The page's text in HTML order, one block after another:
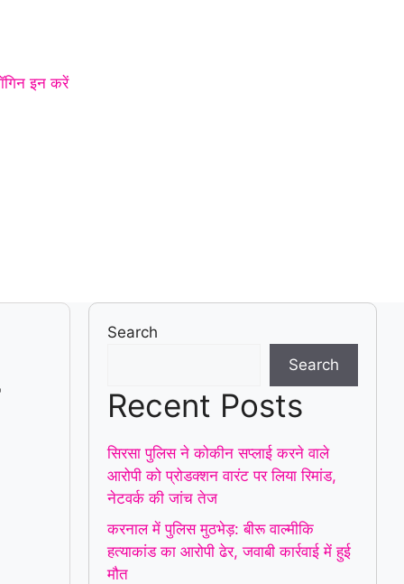
इन करें
Search
Search
Recent Posts
सिरसा पुलिस ने कोकीन सप्लाई करने वाले
आरोपी को प्रोडक्शन वारंट पर लिया रिमांड,
नेटवर्क की जांच तेज
करनाल में पुलिस मुठभेड़: बीरू वाल्मीकि
हत्याकांड का आरोपी ढेर, जवाबी कार्रवाई में हुई
मौत